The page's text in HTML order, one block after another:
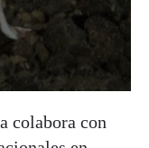
colabora con